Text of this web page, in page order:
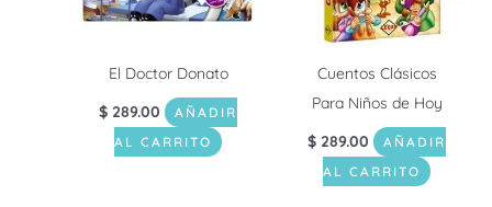
El Doctor Donato
$ 289.00
AÑADIR
AL CARRITO
Cuentos Clásicos
Para Niños de Hoy
$ 289.00
AÑADIR
AL CARRITO